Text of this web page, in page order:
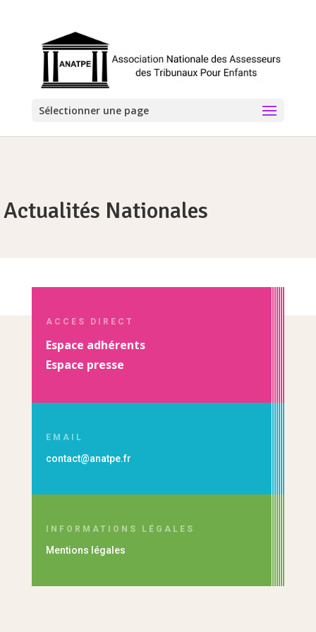
Sélectionner une page
Actualités Nationales
ACCES DIRECT
Espace adhérents
Espace presse
EMAIL
contact@anatpe.fr
INFORMATIONS LÉGALES
Mentions légales